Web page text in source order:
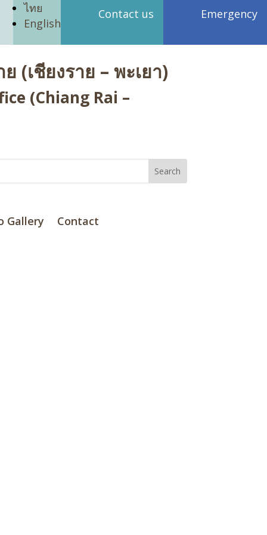
ไทย
English
Contact us Emergency
(เชียงราย – พะเยา)
(Chiang Rai –
Gallery Contact